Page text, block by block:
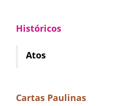
Históricos
Atos
Cartas Paulinas